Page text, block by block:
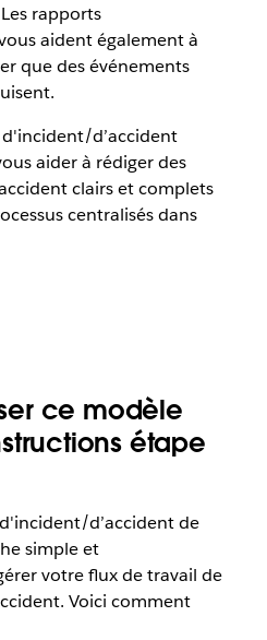
rapports
aident également à
que des événements
d’accident
aider à rédiger des
clairs et complets
centralisés dans
ce modèle
étape
d’accident de
simple et
votre flux de travail de
Voici comment